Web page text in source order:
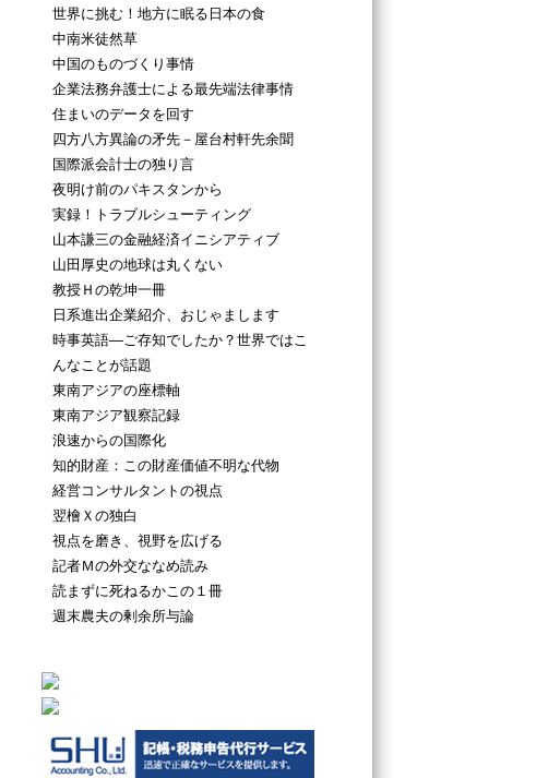
世界に挑む！地方に眠る日本の食
中南米徒然草
中国のものづくり事情
企業法務弁護士による最先端法律事情
住まいのデータを回す
四方八方異論の矛先－屋台村軒先余聞
国際派会計士の独り言
夜明け前のパキスタンから
実録！トラブルシューティング
山本謙三の金融経済イニシアティブ
山田厚史の地球は丸くない
教授Ｈの乾坤一冊
日系進出企業紹介、おじゃまします
時事英語―ご存知でしたか？世界ではこ
んなことが話題
東南アジアの座標軸
東南アジア観察記録
浪速からの国際化
知的財産：この財産価値不明な代物
経営コンサルタントの視点
翌檜Ｘの独白
視点を磨き、視野を広げる
記者Ｍの外交ななめ読み
読まずに死ねるかこの１冊
週末農夫の剰余所与論